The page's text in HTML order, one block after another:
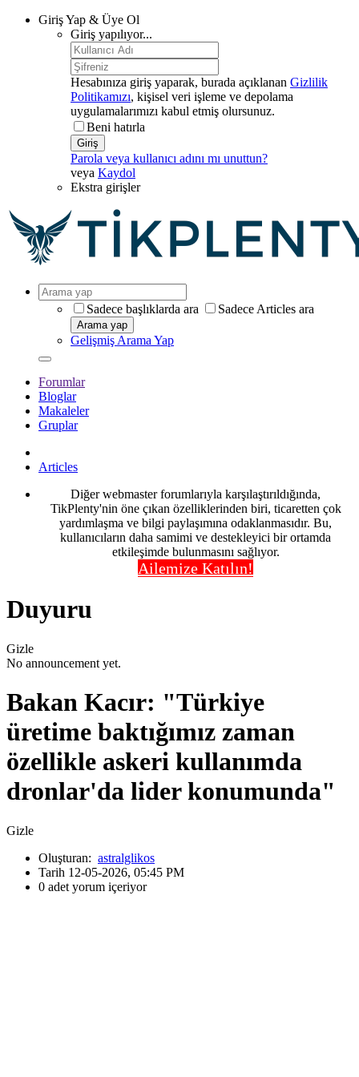
Giriş Yap & Üye Ol
Giriş yapılıyor...
Hesabınıza giriş yaparak, burada açıklanan Gizlilik
Politikamızı, kişisel veri işleme ve depolama
uygulamalarımızı kabul etmiş olursunuz.
Beni hatırla
Giriş
Parola veya kullanıcı adını mı unuttun?
veya Kaydol
Ekstra girişler
Sadece başlıklarda ara Sadece Articles ara
Arama yap
Gelişmiş Arama Yap
Forumlar
Bloglar
Makaleler
Gruplar
Articles
Diğer webmaster forumlarıyla karşılaştırıldığında,
TikPlenty'nin öne çıkan özelliklerinden biri, ticaretten çok
yardımlaşma ve bilgi paylaşımına odaklanmasıdır. Bu,
kullanıcıların daha samimi ve destekleyici bir ortamda
etkileşimde bulunmasını sağlıyor.
Ailemize Katılın!
Duyuru
Gizle
No announcement yet.
Bakan Kacır: "Türkiye
üretime baktığımız zaman
özellikle askeri kullanımda
dronlar'da lider konumunda"
Gizle
Oluşturan: astralglikos
Tarih 12-05-2026, 05:45 PM
0 adet yorum içeriyor